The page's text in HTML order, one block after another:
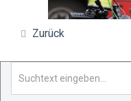
Zurück